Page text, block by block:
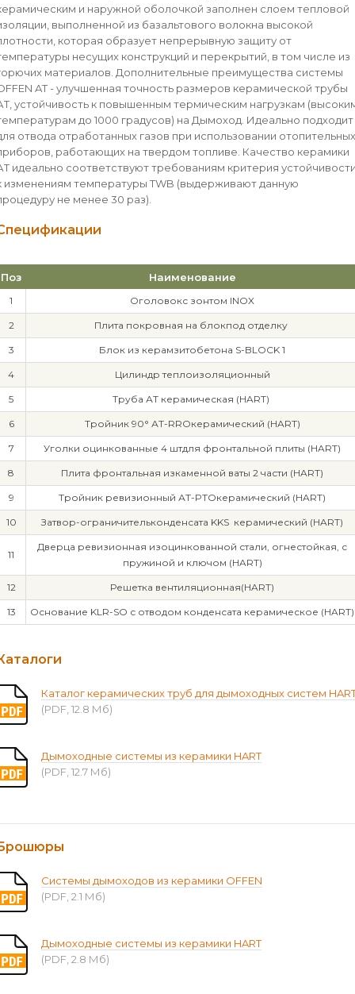
и наружной оболочкой заполнен слоем тепловой
выполненной из базальтового волокна высокой
которая образует непрерывную защиту от
несущих конструкций и перекрытий, в том числе из
материалов. Дополнительные преимущества системы
AT - улучшенная точность размеров керамической трубы
устойчивость к повышенным термическим нагрузкам
до 1000 градусов) на Дымоход. Идеально подходит
отвода отработанных газов при использовании отопительных
работающих на твердом топливе. Качество керамики
идеально соответствуют требованиям критерия
изменениям температуры TWB (выдерживают данную
не менее 30 раз).
Поз Наименование
1 Оголовокс зонтом INOX
2 Плита покровная на блокпод отделку
3 Блок из керамзитобетона S-BLOCK 1
4 Цилиндр теплоизоляционный
5 Труба АТ керамическая (HART)
6 Тройник 90° АТ-RROкерамический (HART)
7 Уголки оцинкованные 4 штдля фронтальной плиты (HART)
8 Плита фронтальная изкаменной ваты 2 части (HART)
9 Тройник ревизионный АТ-PTOкерамический (HART)
10 Затвор-ограничительконденсата KKS керамический (HART)
11
Дверца ревизионная изоцинкованной стали, огнестойкая, с
пружиной и ключом (HART)
12 Решетка вентиляционная(HART)
13 Основание KLR-SO с отводом конденсата керамическое (HART)
Каталог керамических труб для дымоходных систем
(PDF, 12.8 Мб)
Дымоходные системы из керамики HART
(PDF, 12.7 Мб)
Системы дымоходов из керамики OFFEN
(PDF, 2.1 Мб)
Дымоходные системы из керамики HART
(PDF, 2.8 Мб)